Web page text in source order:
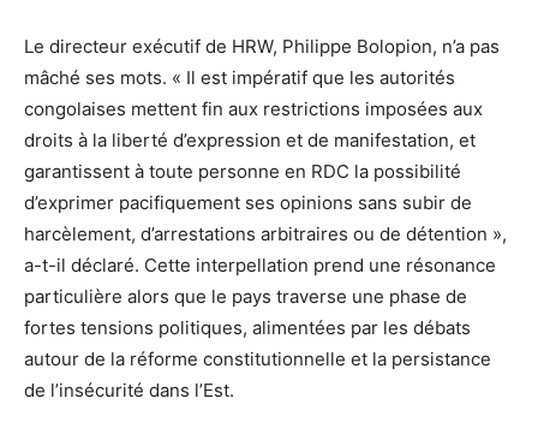
Le directeur exécutif de HRW, Philippe Bolopion, n’a pas
mâché ses mots. « Il est impératif que les autorités
congolaises mettent fin aux restrictions imposées aux
droits à la liberté d’expression et de manifestation, et
garantissent à toute personne en RDC la possibilité
d’exprimer pacifiquement ses opinions sans subir de
harcèlement, d’arrestations arbitraires ou de détention »,
a-t-il déclaré. Cette interpellation prend une résonance
particulière alors que le pays traverse une phase de
fortes tensions politiques, alimentées par les débats
autour de la réforme constitutionnelle et la persistance
de l’insécurité dans l’Est.